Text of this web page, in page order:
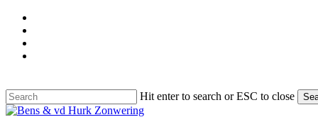
Skip
main
content
Hit enter to search or ESC to close
Close